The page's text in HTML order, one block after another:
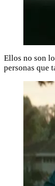
Ellos no son
personas que